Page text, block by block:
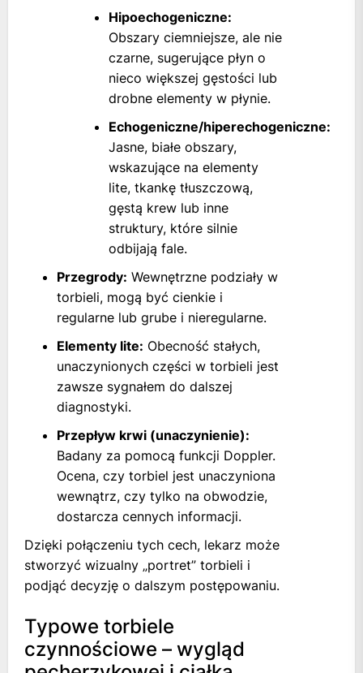
Hipoechogeniczne:
Obszary ciemniejsze, ale nie
czarne, sugerujące płyn o
nieco większej gęstości lub
drobne elementy w płynie.
Echogeniczne/hiperechogeniczne:
Jasne, białe obszary,
wskazujące na elementy
lite, tkankę tłuszczową,
gęstą krew lub inne
struktury, które silnie
odbijają fale.
Przegrody: Wewnętrzne podziały w
torbieli, mogą być cienkie i
regularne lub grube i nieregularne.
Elementy lite: Obecność stałych,
unaczynionych części w torbieli jest
zawsze sygnałem do dalszej
diagnostyki.
Przepływ krwi (unaczynienie):
Badany za pomocą funkcji Doppler.
Ocena, czy torbiel jest unaczyniona
wewnątrz, czy tylko na obwodzie,
dostarcza cennych informacji.
Dzięki połączeniu tych cech, lekarz może
stworzyć wizualny „portret” torbieli i
podjąć decyzję o dalszym postępowaniu.
Typowe torbiele
czynnościowe – wygląd